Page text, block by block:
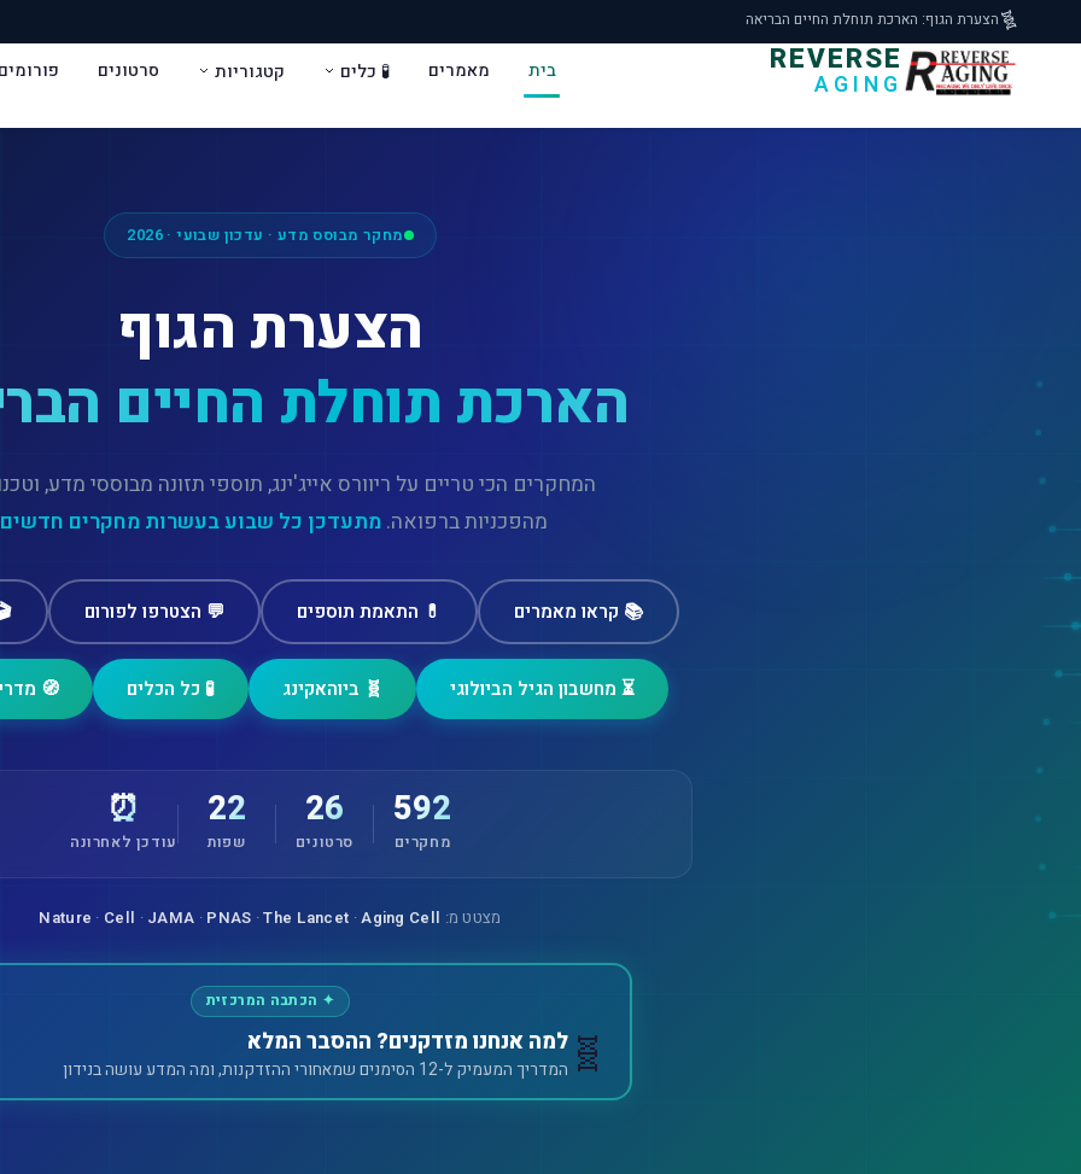
🧬הצערת הגוף: הארכת תוחלת החיים הבריאה
REVERSE
AGING בית מאמרים 🧪 כלים קטגוריות סרטונים
מחקר מבוסס מדע · עדכון שבועי · 2026
הצערת הגוף
הארכת תוחלת החיים
המחקרים הכי טריים על ריוורס אייג'ינג, תוספי תזונה מבוססי מדע,
מהפכניות ברפואה.מתעדכן כל שבוע בעשרות מחקרים
📚 קראו מאמרים 💊 התאמת תוספים 💬 הצטרפו לפורום
⏳ מחשבון הגיל הביולוגי 🧬 ביוהאקינג 🧪 כל הכלים 🧭
592
מחקרים
26
סרטונים
22
שפות
⏰
עודכן לאחרונה
מצטט מ: Nature · Cell · JAMA · PNAS ·The Lancet ·Aging Cell
✦ הכתבה המרכזית
🧬למה אנחנו מזדקנים? ההסבר המלא
המדריך המעמיק ל-12 הסימנים שמאחורי ההזדקנות, ומה המדע עושה בנידון